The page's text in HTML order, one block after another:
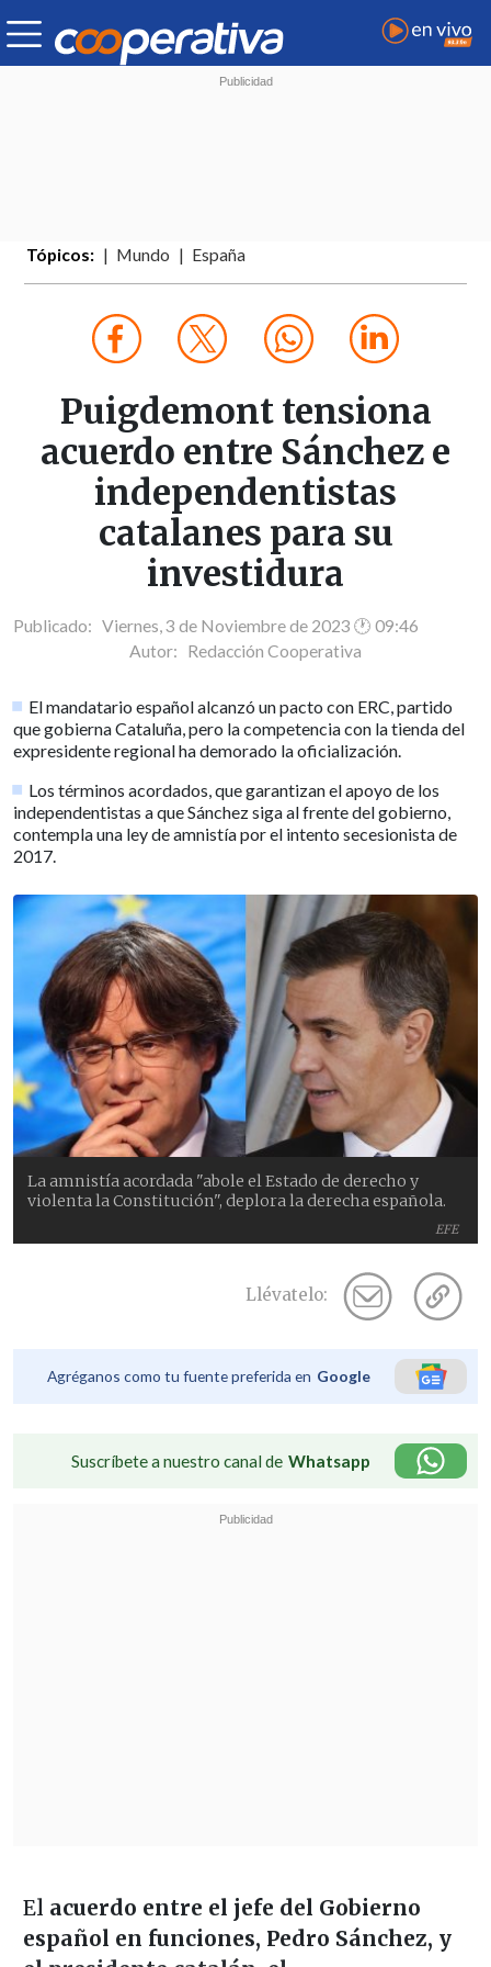
Tópicos: Mundo España
Puigdemont tensiona
acuerdo entre Sánchez e
independentistas
catalanes para su
investidura
Publicado: Viernes, 3 de Noviembre de 2023 🕐 09:46
Autor: Redacción Cooperativa
El mandatario español alcanzó un pacto con ERC, partido
que gobierna Cataluña, pero la competencia con la tienda del
expresidente regional ha demorado la oficialización.
Los términos acordados, que garantizan el apoyo de los
independentistas a que Sánchez siga al frente del gobierno,
contempla una ley de amnistía por el intento secesionista de
2017.
EFE
La amnistía acordada "abole el Estado de derecho y
violenta la Constitución", deplora la derecha española.
Llévatelo:
Agréganos como tu fuente preferida en Google
Suscríbete a nuestro canal de Whatsapp
El acuerdo entre el jefe del Gobierno
español en funciones, Pedro Sánchez, y